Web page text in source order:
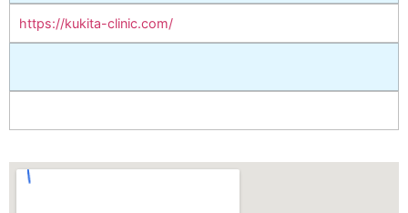
https://kukita-clinic.com/